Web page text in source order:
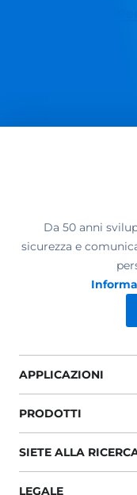
Da 50 anni
sicurezza e
APPLICAZIONI
PRODOTTI
SIETE ALLA
LEGALE